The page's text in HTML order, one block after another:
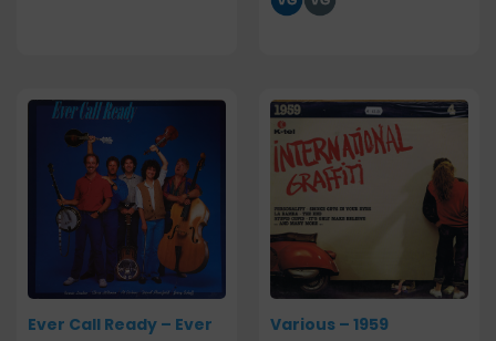
Ever Call Ready – Ever
Various – 1959